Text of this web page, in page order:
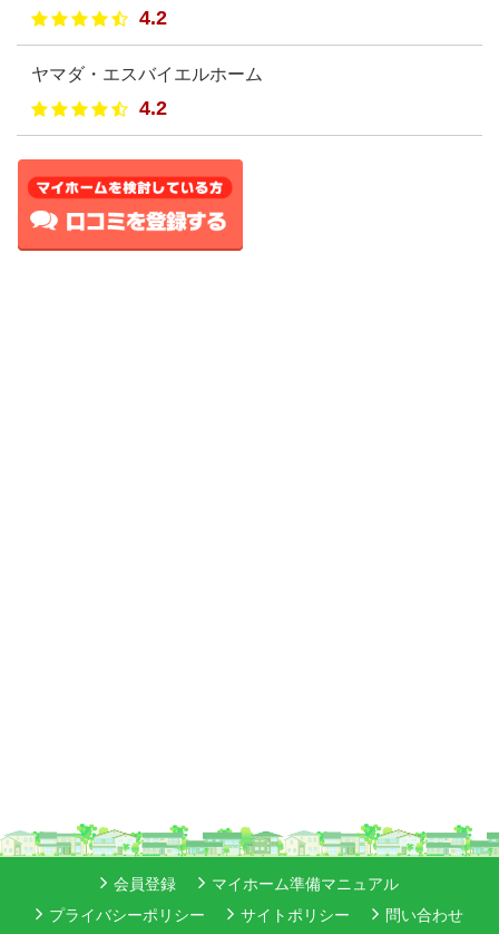
4.2
ヤマダ・エスバイエルホーム
4.2
会員登録
マイホーム準備マニュアル
プライバシーポリシー
サイトポリシー 問い合わせ